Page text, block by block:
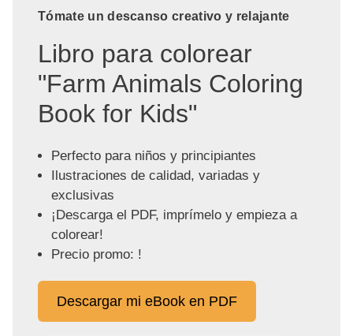
Tómate un descanso creativo y relajante
Libro para colorear
"Farm Animals Coloring
Book for Kids"
Perfecto para niños y principiantes
Ilustraciones de calidad, variadas y
exclusivas
¡Descarga el PDF, imprímelo y empieza a
colorear!
Precio promo: !
Descargar mi eBook en PDF